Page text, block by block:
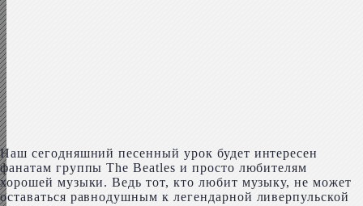
Наш сегодняшний песенный урок будет интересен
фанатам группы The Bea­t­les и просто любителям
хорошей музыки. Ведь тот, кто любит музыку, не может
оставаться равнодушным к легендарной ливерпульской